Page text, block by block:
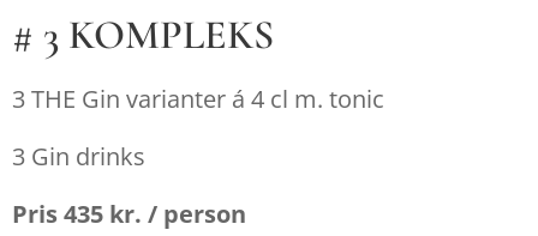
# 3 KOMPLEKS
3 THE Gin varianter á 4 cl m. tonic
3 Gin drinks
Pris 435 kr. / person